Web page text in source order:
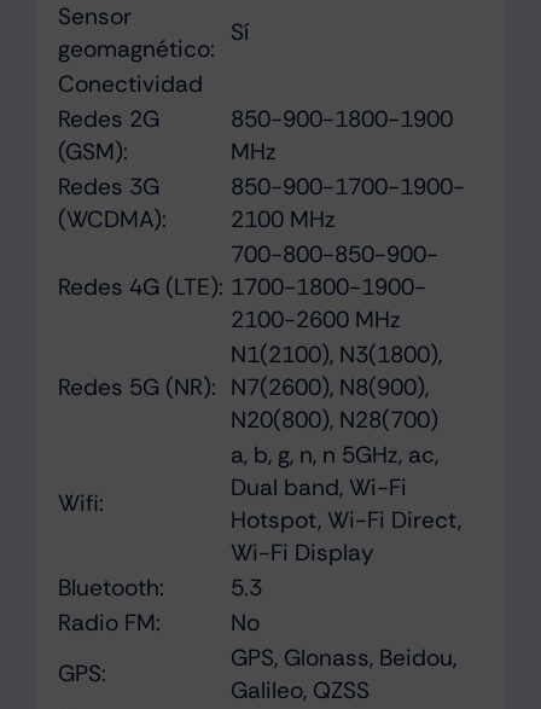
Sensor
geomagnético:
Sí
Conectividad
Redes 2G
(GSM):
850-900-1800-1900
MHz
Redes 3G
(WCDMA):
850-900-1700-1900-
2100 MHz
Redes 4G (LTE):
700-800-850-900-
1700-1800-1900-
2100-2600 MHz
Redes 5G (NR):
N1(2100), N3(1800),
N7(2600), N8(900),
N20(800), N28(700)
Wifi:
a, b, g, n, n 5GHz, ac,
Dual band, Wi-Fi
Hotspot, Wi-Fi Direct,
Wi-Fi Display
Bluetooth:
5.3
Radio FM:
No
GPS:
GPS, Glonass, Beidou,
Galileo, QZSS